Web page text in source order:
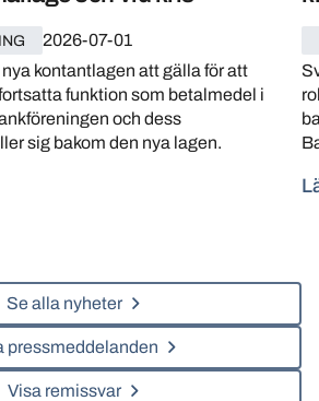
2026-07-01
kontantlagen att gälla för att
funktion som betalmedel i
och dess
sig bakom den nya lagen.
Se alla nyheter
pressmeddelanden
Visa remissvar